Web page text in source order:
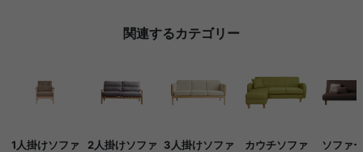
関連するカテゴリー
1人掛けソファ
2人掛けソファ
3人掛けソファ
カウチソファ
ソファ